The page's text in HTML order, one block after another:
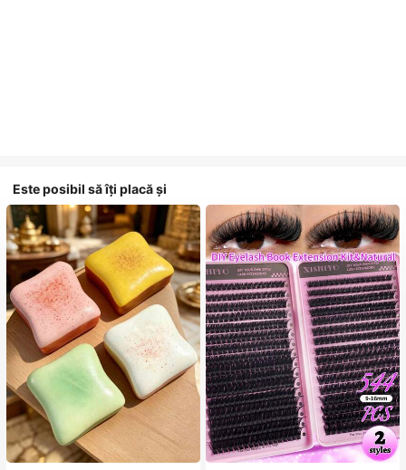
Este posibil să îți placă și